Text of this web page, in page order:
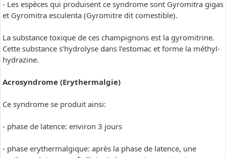
- Les espèces qui produisent ce syndrome sont Gyromitra gigas
et Gyromitra esculenta (Gyromitre dit comestible).
La substance toxique de ces champignons est la gyromitrine.
Cette substance s’hydrolyse dans l’estomac et forme la méthyl-
hydrazine.
Acrosyndrome (Erythermalgie)
Ce syndrome se produit ainsi:
- phase de latence: environ 3 jours
- phase erythermalgique: après la phase de latence, une